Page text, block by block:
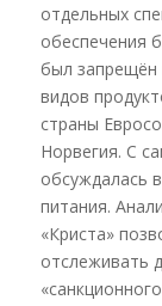
отдельных
обеспечения
был
видов
страны
Норвегия. С
обсуждалась
питания.
«Криста»
отслеживать